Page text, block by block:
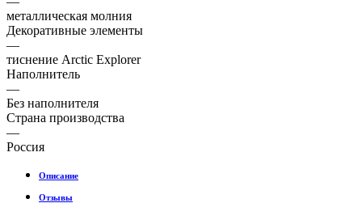
металлическая молния
Декоративные элементы
—
тиснение Arctic Explorer
Наполнитель
—
Без наполнителя
Страна производства
—
Россия
Описание
Отзывы